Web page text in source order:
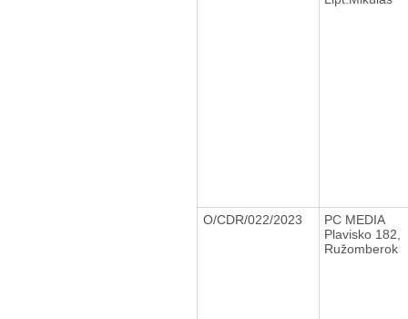
O/CDR/022/2023
PC MEDIA
Plavisko 182,
Ružomberok